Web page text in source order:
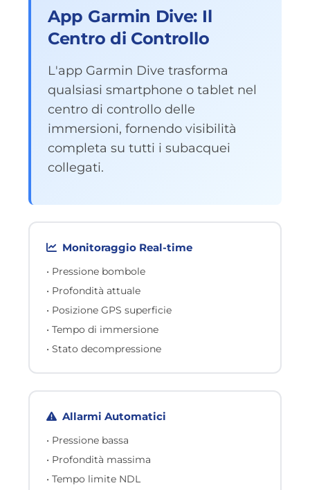
App Garmin Dive: Il
Centro di Controllo
L'app Garmin Dive trasforma
qualsiasi smartphone o tablet nel
centro di controllo delle
immersioni, fornendo visibilità
completa su tutti i subacquei
collegati.
Monitoraggio Real-time
• Pressione bombole
• Profondità attuale
• Posizione GPS superficie
• Tempo di immersione
• Stato decompressione
Allarmi Automatici
• Pressione bassa
• Profondità massima
• Tempo limite NDL